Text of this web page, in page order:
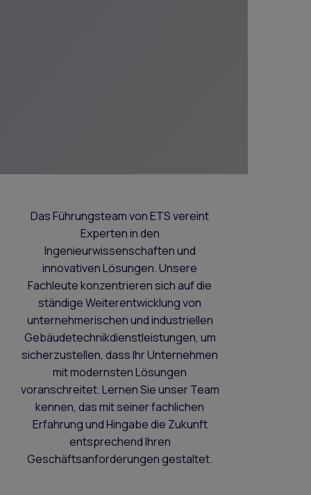
Das Führungsteam von ETS vereint
Experten in den
Ingenieurwissenschaften und
innovativen Lösungen. Unsere
Fachleute konzentrieren sich auf die
ständige Weiterentwicklung von
unternehmerischen und industriellen
Gebäudetechnikdienstleistungen, um
sicherzustellen, dass Ihr Unternehmen
mit modernsten Lösungen
voranschreitet. Lernen Sie unser Team
kennen, das mit seiner fachlichen
Erfahrung und Hingabe die Zukunft
entsprechend Ihren
Geschäftsanforderungen gestaltet.